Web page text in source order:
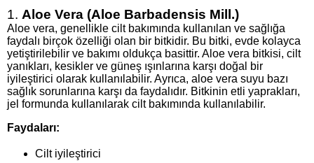
1. Aloe Vera (Aloe Barbadensis Mill.)
Aloe vera, genellikle cilt bakımında kullanılan ve sağlığa
faydalı birçok özelliği olan bir bitkidir. Bu bitki, evde kolayca
yetiştirilebilir ve bakımı oldukça basittir. Aloe vera bitkisi, cilt
yanıkları, kesikler ve güneş ışınlarına karşı doğal bir
iyileştirici olarak kullanılabilir. Ayrıca, aloe vera suyu bazı
sağlık sorunlarına karşı da faydalıdır. Bitkinin etli yaprakları,
jel formunda kullanılarak cilt bakımında kullanılabilir.
Faydaları:
Cilt iyileştirici